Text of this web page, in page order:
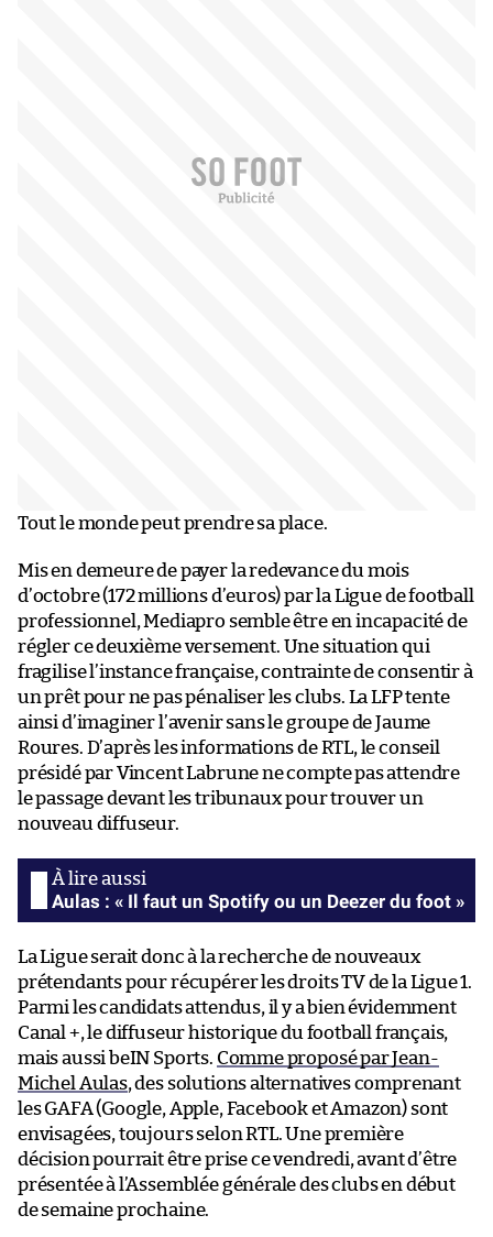
Tout le monde peut prendre sa place.
Mis en demeure de payer la redevance du mois
d’octobre (172 millions d’euros) par la Ligue de football
professionnel, Mediapro semble être en incapacité de
régler ce deuxième versement. Une situation qui
fragilise l’instance française, contrainte de consentir à
un prêt pour ne pas pénaliser les clubs. La LFP tente
ainsi d’imaginer l’avenir sans le groupe de Jaume
Roures. D’après les informations de RTL, le conseil
présidé par Vincent Labrune ne compte pas attendre
le passage devant les tribunaux pour trouver un
nouveau diffuseur.
Aulas : « Il faut un Spotify ou un Deezer du foot »
La Ligue serait donc à la recherche de nouveaux
prétendants pour récupérer les droits TV de la Ligue 1.
Parmi les candidats attendus, il y a bien évidemment
Canal +, le diffuseur historique du football français,
mais aussi beIN Sports. Comme proposé par Jean-
Michel Aulas, des solutions alternatives comprenant
les GAFA (Google, Apple, Facebook et Amazon) sont
envisagées, toujours selon RTL. Une première
décision pourrait être prise ce vendredi, avant d’être
présentée à l’Assemblée générale des clubs en début
de semaine prochaine.